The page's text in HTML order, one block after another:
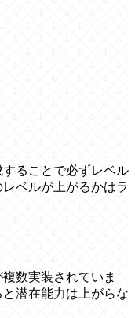
ることで必ずレベル
ベルが上がるかはラ
数実装されていま
潜在能力は上がらな